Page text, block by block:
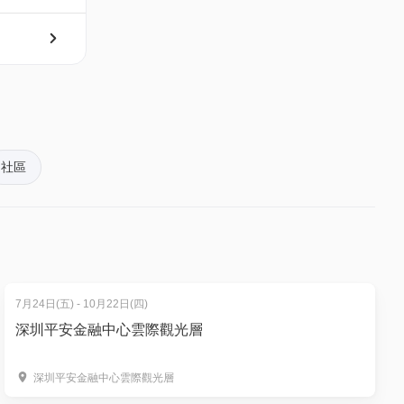
社區
7月24日(五) - 10月22日(四)
深圳平安金融中心雲際觀光層
深圳平安金融中心雲際觀光層